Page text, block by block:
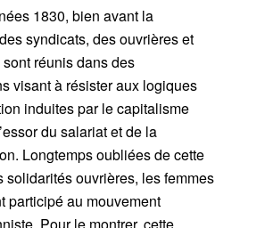
1830, bien avant la
syndicats, des ouvrières et
réunis dans des
visant à résister aux logiques
induites par le capitalisme
du salariat et de la
Longtemps oubliées de cette
solidarités ouvrières, les femmes
participé au mouvement